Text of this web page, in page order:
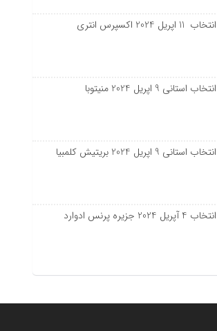
انتخاب 11 اپریل 2024 اکسپرس انتری
انتخاب استانی 9 اپریل 2024 منیتوبا
انتخاب استانی 9 اپریل 2024 بریتیش کلمبیا
انتخاب 4 آپریل 2024 جزیره پرنس ادوارد